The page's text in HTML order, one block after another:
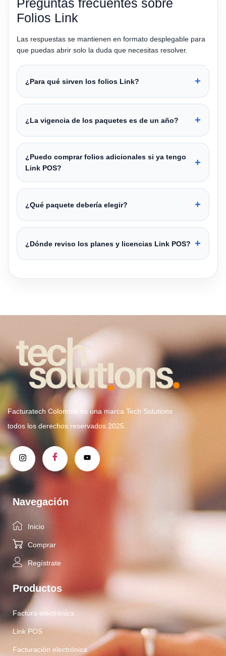
Preguntas frecuentes sobre
Folios Link
Las respuestas se mantienen en formato desplegable para
que puedas abrir solo la duda que necesitas resolver.
¿Para qué sirven los folios Link?
¿La vigencia de los paquetes es de un año?
¿Puedo comprar folios adicionales si ya tengo
Link POS?
¿Qué paquete debería elegir?
¿Dónde reviso los planes y licencias Link POS?
Facturatech Colombia es una marca Tech Solutions
todos los derechos reservados 2025.
Navegación
Inicio
Comprar
Regístrate
Productos
Factura electrónica
Link POS
Facturación electrónica